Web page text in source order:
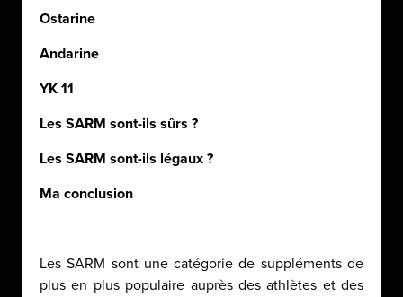
Ostarine
Andarine
YK 11
Les SARM sont-ils sûrs ?
Les SARM sont-ils légaux ?
Ma conclusion
Les SARM sont une catégorie de suppléments de
plus en plus populaire auprès des athlètes et des